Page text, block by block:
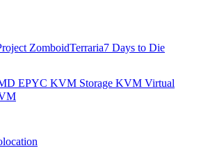
ZomboidTerraria7 Days to Die
EPYC KVM Storage KVM Virtual